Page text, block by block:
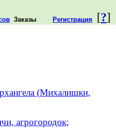
[?]
Заказы Регистрация
(Михалишки,
агрогородок;